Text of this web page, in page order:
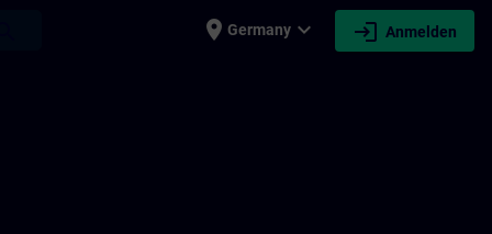
place Germany expand_more login Anmelden